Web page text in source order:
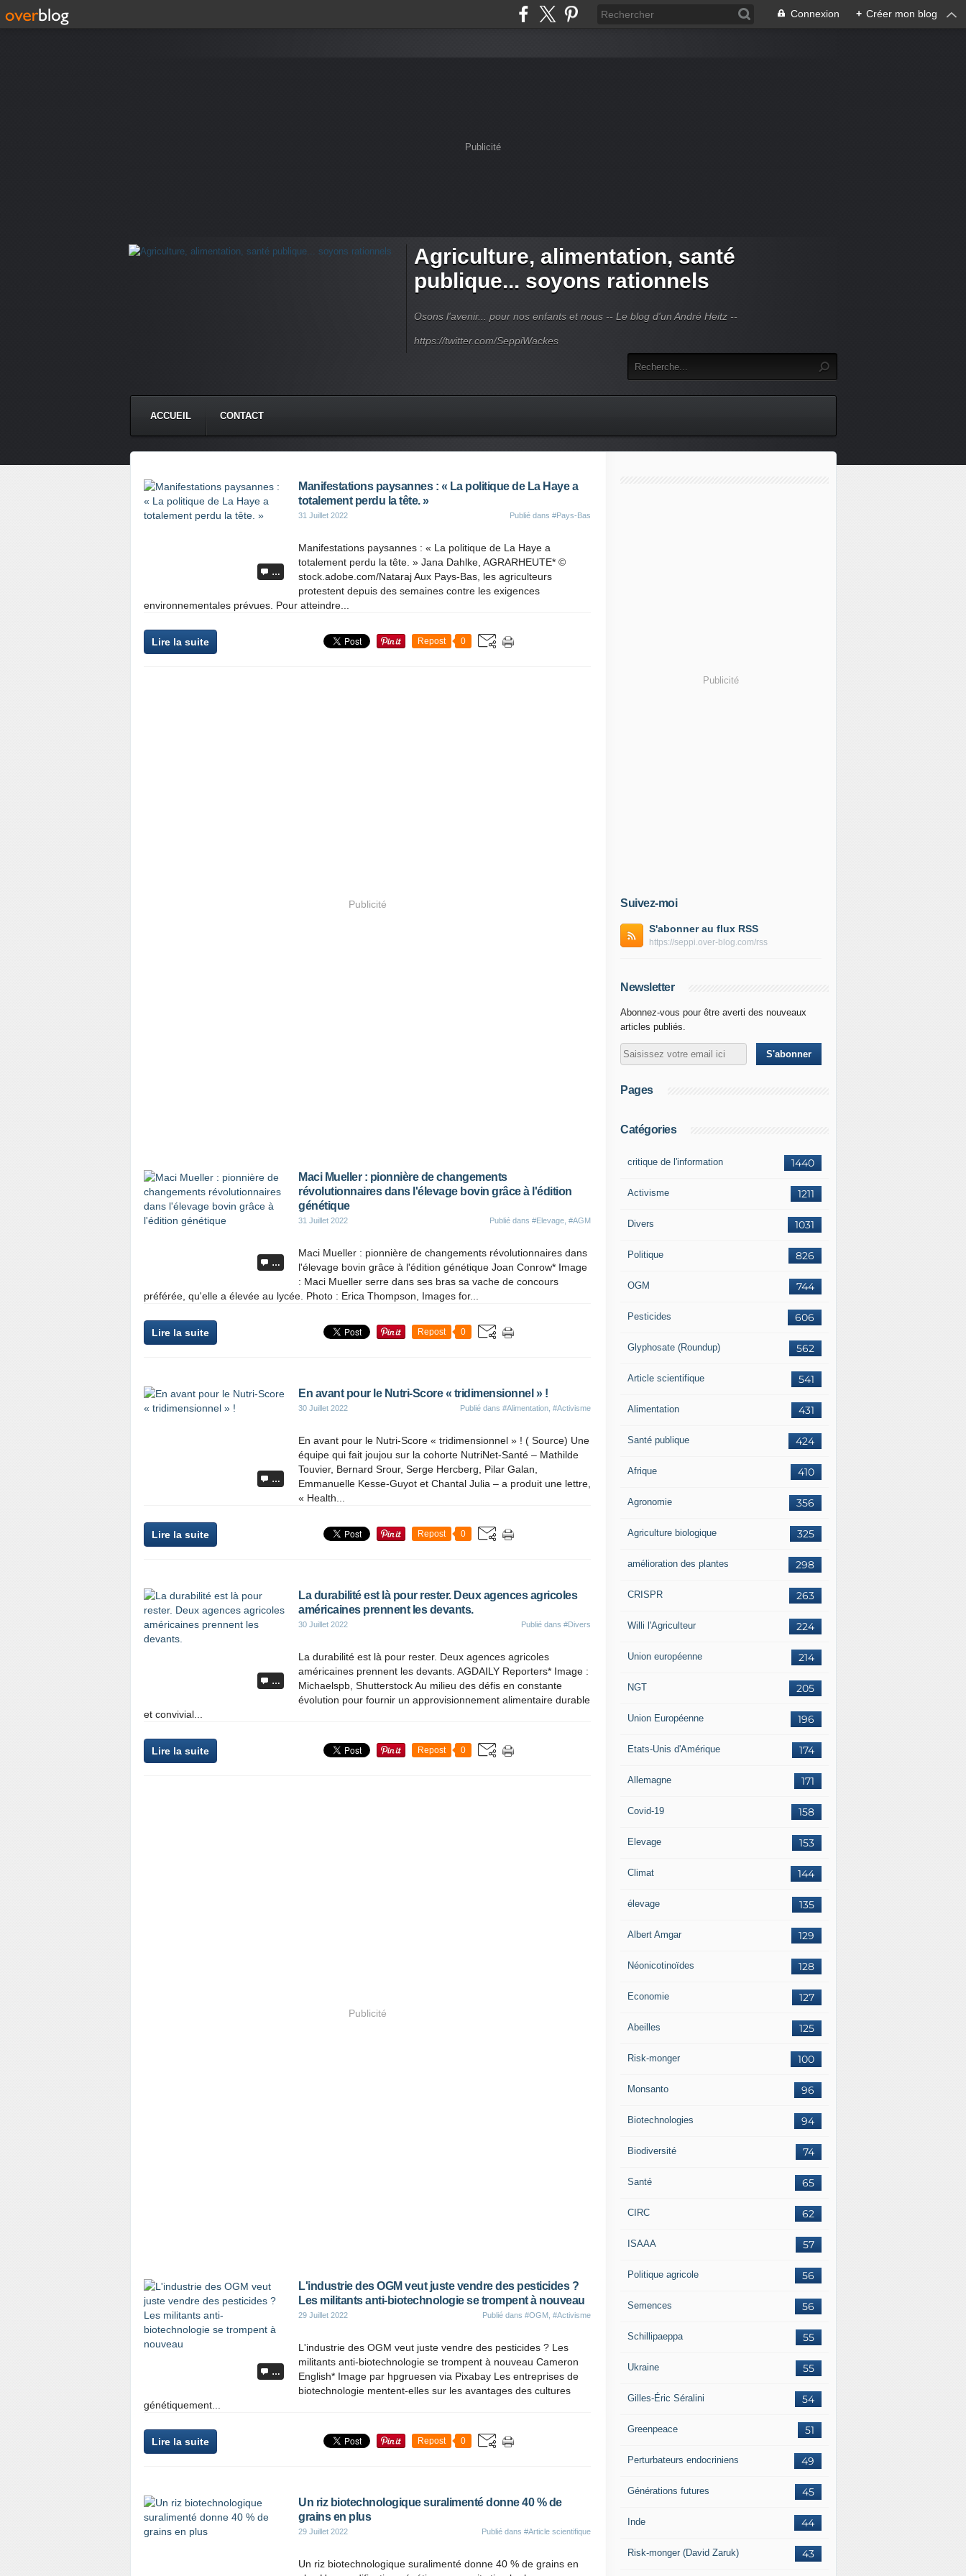
Connexion + Créer mon blog
Publicité
Agriculture, alimentation, santé
publique... soyons rationnels
Osons l'avenir... pour nos enfants et nous -- Le blog d'un André Heitz --
https://twitter.com/SeppiWackes
ACCUEIL CONTACT
…
Manifestations paysannes : « La politique de La Haye a
totalement perdu la tête. »
31 Juillet 2022 Publié dans #Pays-Bas
Manifestations paysannes : « La politique de La Haye a
totalement perdu la tête. » Jana Dahlke, AGRARHEUTE* ©
stock.adobe.com/Nataraj Aux Pays-Bas, les agriculteurs
protestent depuis des semaines contre les exigences
environnementales prévues. Pour atteindre...
Lire la suite Repost 0
Publicité
…
Maci Mueller : pionnière de changements
révolutionnaires dans l'élevage bovin grâce à l'édition
génétique
31 Juillet 2022 Publié dans #Elevage #AGM
Maci Mueller : pionnière de changements révolutionnaires dans
l'élevage bovin grâce à l'édition génétique Joan Conrow* Image
: Maci Mueller serre dans ses bras sa vache de concours
préférée, qu'elle a élevée au lycée. Photo : Erica Thompson, Images for...
Lire la suite Repost 0
…
En avant pour le Nutri-Score « tridimensionnel » !
30 Juillet 2022 Publié dans #Alimentation #Activisme
En avant pour le Nutri-Score « tridimensionnel » ! ( Source) Une
équipe qui fait joujou sur la cohorte NutriNet-Santé – Mathilde
Touvier, Bernard Srour, Serge Hercberg, Pilar Galan,
Emmanuelle Kesse-Guyot et Chantal Julia – a produit une lettre,
« Health...
Lire la suite Repost 0
…
La durabilité est là pour rester. Deux agences agricoles
américaines prennent les devants.
30 Juillet 2022 Publié dans #Divers
La durabilité est là pour rester. Deux agences agricoles
américaines prennent les devants. AGDAILY Reporters* Image :
Michaelspb, Shutterstock Au milieu des défis en constante
évolution pour fournir un approvisionnement alimentaire durable
et convivial...
Lire la suite Repost 0
Publicité
…
L'industrie des OGM veut juste vendre des pesticides ?
Les militants anti-biotechnologie se trompent à nouveau
29 Juillet 2022 Publié dans #OGM #Activisme
L'industrie des OGM veut juste vendre des pesticides ? Les
militants anti-biotechnologie se trompent à nouveau Cameron
English* Image par hpgruesen via Pixabay Les entreprises de
biotechnologie mentent-elles sur les avantages des cultures
génétiquement...
Lire la suite Repost 0
Un riz biotechnologique suralimenté donne 40 % de
grains en plus
29 Juillet 2022 Publié dans #Article scientifique
Un riz biotechnologique suralimenté donne 40 % de grains en
Publicité
Suivez-moi
S'abonner au flux RSS
https://seppi.over-blog.com/rss
Newsletter
Abonnez-vous pour être averti des nouveaux
articles publiés.
Pages
Catégories
1440
critique de l'information
1211
Activisme
1031
Divers
826
Politique
744
OGM
606
Pesticides
562
Glyphosate (Roundup)
541
Article scientifique
431
Alimentation
424
Santé publique
410
Afrique
356
Agronomie
325
Agriculture biologique
298
amélioration des plantes
263
CRISPR
224
Willi l'Agriculteur
214
Union européenne
205
NGT
196
Union Européenne
174
Etats-Unis d'Amérique
171
Allemagne
158
Covid-19
153
Elevage
144
Climat
135
élevage
129
Albert Amgar
128
Néonicotinoïdes
127
Economie
125
Abeilles
100
Risk-monger
96
Monsanto
94
Biotechnologies
74
Biodiversité
65
Santé
62
CIRC
57
ISAAA
56
Politique agricole
56
Semences
55
Schillipaeppa
55
Ukraine
54
Gilles-Éric Séralini
51
Greenpeace
49
Perturbateurs endocriniens
45
Générations futures
44
Inde
43
Risk-monger (David Zaruk)